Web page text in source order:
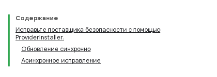
Содержание
Исправьте поставщика безопасности с помощью
ProviderInstaller.
Обновление синхронно
Асинхронное исправление